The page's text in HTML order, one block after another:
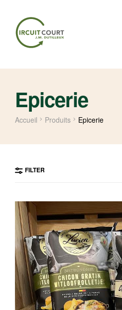
Epicerie
Accueil Produits Epicerie
FILTER